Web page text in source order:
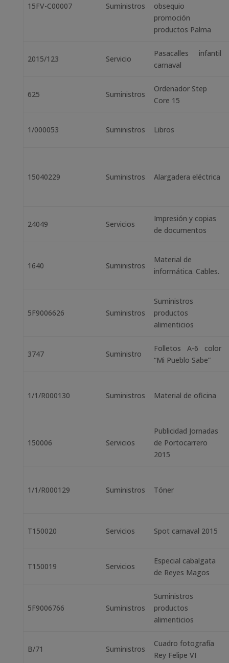
15FV-C00007 Suministros
obsequio
promoción
productos Palma
2015/123 Servicio
Pasacalles infantil
carnaval
625 Suministros
Ordenador Step
Core 15
1/000053 Suministros Libros
15040229 Suministros Alargadera eléctrica
24049 Servicios
Impresión y copias
de documentos
1640 Suministros
Material de
informática. Cables.
5F9006626 Suministros
Suministros
productos
alimenticios
3747 Suministro
Folletos A-6 color
“Mi Pueblo Sabe”
1/1/R000130 Suministros Material de oficina
150006 Servicios
Publicidad Jornadas
de Portocarrero
2015
1/1/R000129 Suministros Tóner
T150020 Servicios Spot carnaval 2015
T150019 Servicios
Especial cabalgata
de Reyes Magos
5F9006766 Suministros
Suministros
productos
alimenticios
B/71 Suministros
Cuadro fotografía
Rey Felipe VI